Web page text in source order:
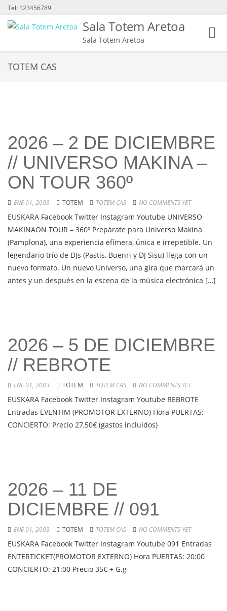
Tel: 123456789
Sala Totem Aretoa
Sala Totem Aretoa
TOTEM CAS
2026 – 2 DE DICIEMBRE
// UNIVERSO MAKINA –
ON TOUR 360º
ENE 01, 2003 TOTEM TOTEM CAS NO COMMENTS YET
EUSKARA Facebook Twitter Instagram Youtube UNIVERSO
MAKINAON TOUR – 360º Prepárate para Universo Makina
(Pamplona), una experiencia efímera, única e irrepetible. Un
legendario trío de DJs (Pastis, Buenri y DJ Sisu) llega con un
nuevo formato. Un nuevo Universo, una gira que marcará un
antes y un después en la escena de la música electrónica […]
2026 – 5 DE DICIEMBRE
// REBROTE
ENE 01, 2003 TOTEM TOTEM CAS NO COMMENTS YET
EUSKARA Facebook Twitter Instagram Youtube REBROTE
Entradas EVENTIM (PROMOTOR EXTERNO) Hora PUERTAS:
CONCIERTO: Precio 27,50€ (gastos incluidos)
2026 – 11 DE
DICIEMBRE // 091
ENE 01, 2003 TOTEM TOTEM CAS NO COMMENTS YET
EUSKARA Facebook Twitter Instagram Youtube 091 Entradas
ENTERTICKET(PROMOTOR EXTERNO) Hora PUERTAS: 20:00
CONCIERTO: 21:00 Precio 35€ + G.g